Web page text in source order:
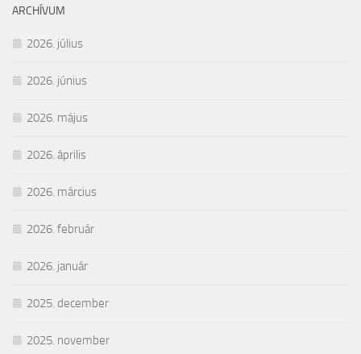
ARCHÍVUM
2026. július
2026. június
2026. május
2026. április
2026. március
2026. február
2026. január
2025. december
2025. november